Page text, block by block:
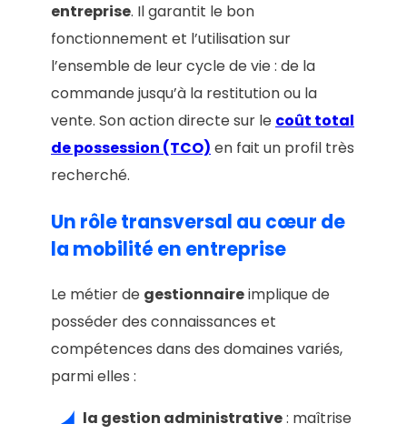
entreprise. Il garantit le bon
fonctionnement et l’utilisation sur
l’ensemble de leur cycle de vie : de la
commande jusqu’à la restitution ou la
vente. Son action directe sur le coût total
de possession (TCO) en fait un profil très
recherché.
Un rôle transversal au cœur de
la mobilité en entreprise
Le métier de gestionnaireimplique de
posséder des connaissances et
compétences dans des domaines variés,
parmi elles :
la gestion administrative: maîtrise